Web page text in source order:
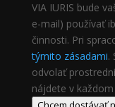
VIA IURIS bude
e-mail) používať
činnosti. Pri
týmito zásadami.
odvolať
nájdete v